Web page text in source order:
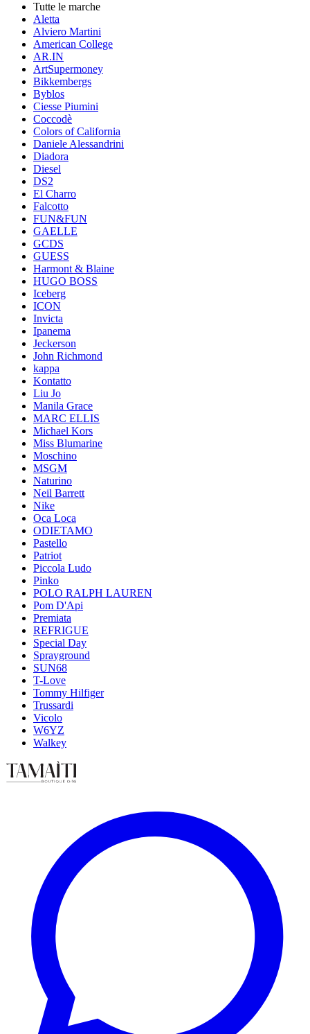
Tutte le marche
Aletta
Alviero Martini
American College
AR.IN
ArtSupermoney
Bikkembergs
Byblos
Ciesse Piumini
Coccodè
Colors of California
Daniele Alessandrini
Diadora
Diesel
DS2
El Charro
Falcotto
FUN&FUN
GAELLE
GCDS
GUESS
Harmont & Blaine
HUGO BOSS
Iceberg
ICON
Invicta
Ipanema
Jeckerson
John Richmond
kappa
Kontatto
Liu Jo
Manila Grace
MARC ELLIS
Michael Kors
Miss Blumarine
Moschino
MSGM
Naturino
Neil Barrett
Nike
Oca Loca
ODIETAMO
Pastello
Patriot
Piccola Ludo
Pinko
POLO RALPH LAUREN
Pom D'Api
Premiata
REFRIGUE
Special Day
Sprayground
SUN68
T-Love
Tommy Hilfiger
Trussardi
Vicolo
W6YZ
Walkey